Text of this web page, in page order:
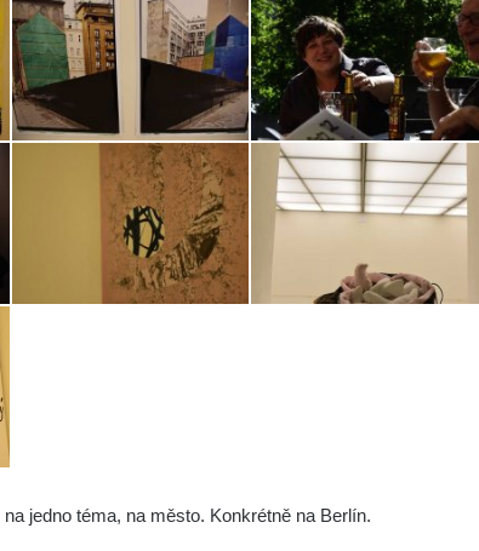
jedno téma, na město. Konkrétně na Berlín.